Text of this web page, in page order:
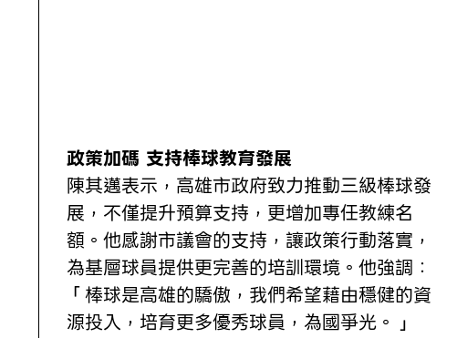
政策加碼 支持棒球教育發展
陳其邁表示，高雄市政府致力推動三級棒球發
展，不僅提升預算支持，更增加專任教練名
額。他感謝市議會的支持，讓政策行動落實，
為基層球員提供更完善的培訓環境。他強調：
「棒球是高雄的驕傲，我們希望藉由穩健的資
源投入，培育更多優秀球員，為國爭光。」